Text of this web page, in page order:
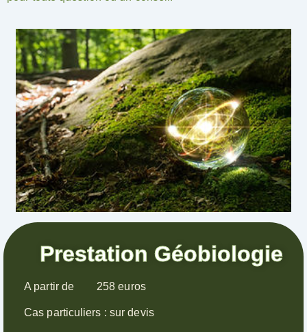
Prestation Géobiologie
A partir de 258 euros
Cas particuliers : sur devis